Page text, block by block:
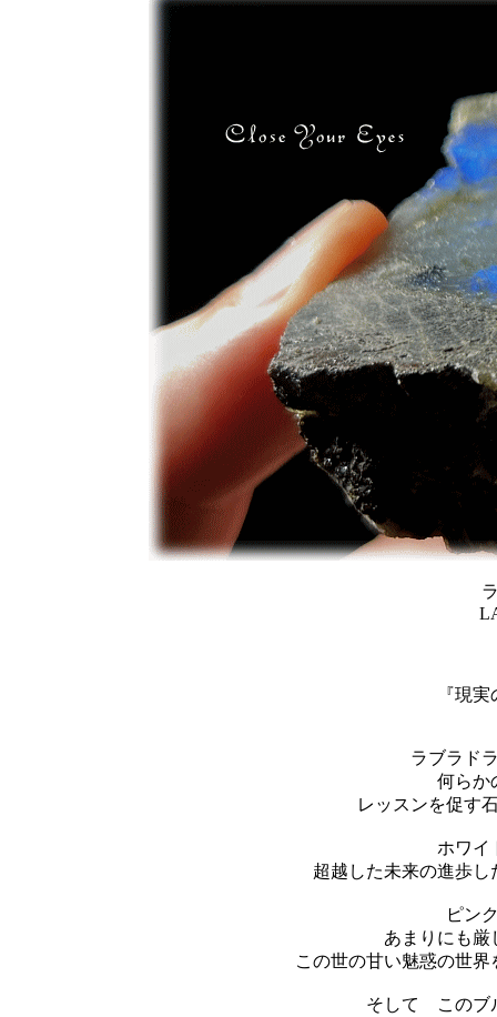
『現
ラブラド
何らか
レッスンを促す
ホワイ
超越した未来の進歩
ピン
あまりにも厳
この世の甘い魅惑の世
そして このブ